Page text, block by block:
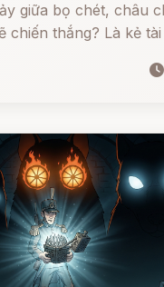
giữa bọ chét, châu
chiến thắng? Là kẻ